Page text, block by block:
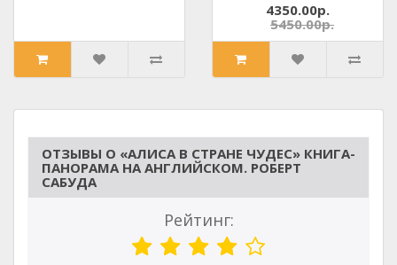
4350.00р.
5450.00р.
ОТЗЫВЫ О «АЛИСА В СТРАНЕ ЧУДЕС» КНИГА-
ПАНОРАМА НА АНГЛИЙСКОМ. РОБЕРТ
САБУДА
Рейтинг: